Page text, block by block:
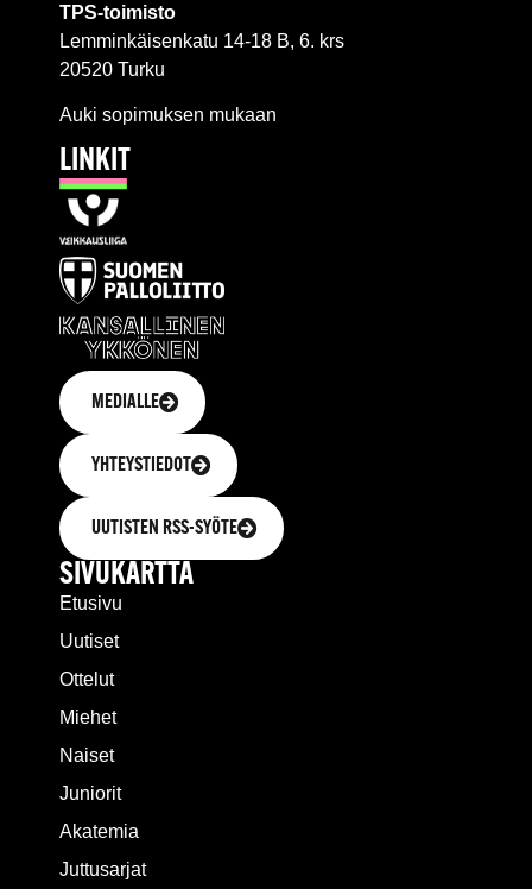
TPS-toimisto
Lemminkäisenkatu 14-18 B, 6. krs
20520 Turku
Auki sopimuksen mukaan
LINKIT
MEDIALLE
YHTEYSTIEDOT
UUTISTEN RSS-SYÖTE
SIVUKARTTA
Etusivu
Uutiset
Ottelut
Miehet
Naiset
Juniorit
Akatemia
Juttusarjat